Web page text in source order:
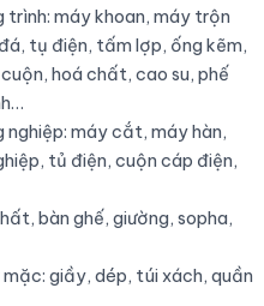
trình: máy khoan, máy trộn
tụ điện, tấm lợp, ống kẽm,
hoá chất, cao su, phế
nghiệp: máy cắt, máy hàn,
tủ điện, cuộn cáp điện,
bàn ghế, giường, sopha,
giầy, dép, túi xách, quần